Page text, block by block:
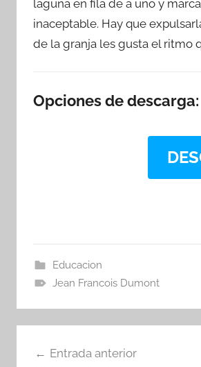
laguna en fila de a uno y
inaceptable. Hay que
de la granja les gusta el ritmo
Opciones de descarga:
Educacion
Jean Francois Dumont
de
Entrada anterior